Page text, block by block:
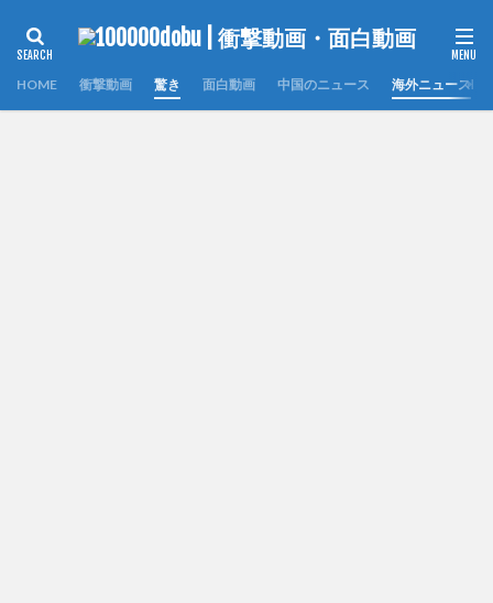
HOME 衝撃動画 驚き 面白動画 中国のニュース 海外ニュース